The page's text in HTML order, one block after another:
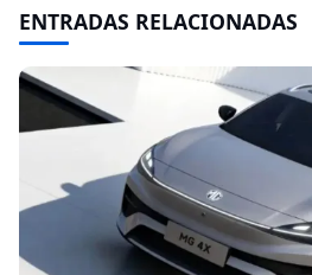
ENTRADAS RELACIONADAS